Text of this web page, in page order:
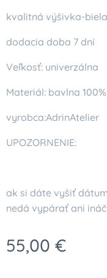
kvalitná výšivka-
dodacia doba 7 dní
Veľkosť: univerzálna
Materiál: bavlna 100%
vyrobca:AdrinAtelier
UPOZORNENIE:
ak si dáte vyšiť
nedá vypárať ani
55,00 €